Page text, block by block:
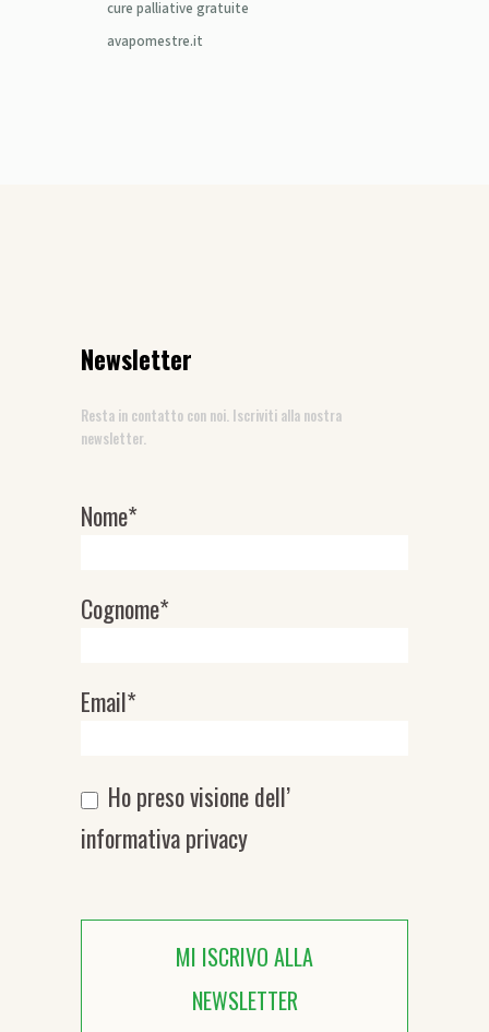
cure palliative gratuite
avapomestre.it
Newsletter
Resta in contatto con noi. Iscriviti alla nostra
newsletter.
Newsletter
Nome*
Cognome*
Email*
Ho preso visione dell’
informativa privacy
MI ISCRIVO ALLA
NEWSLETTER